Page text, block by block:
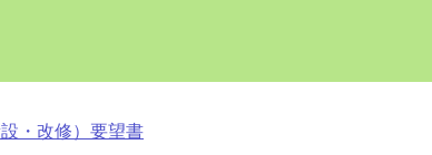
・改修）要望書